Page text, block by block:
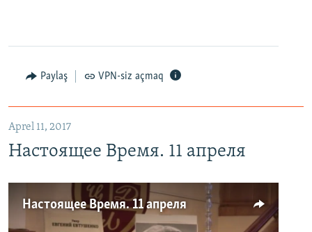
Paylaş VPN-siz açmaq
Aprel 11, 2017
Настоящее Время. 11 апреля
Настоящее Время. 11 апреля